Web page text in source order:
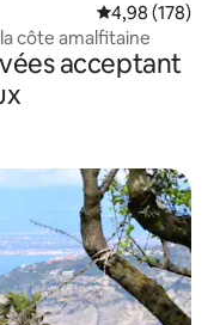
Évaluation
4,98 (178)
côte amalfitaine
acceptant